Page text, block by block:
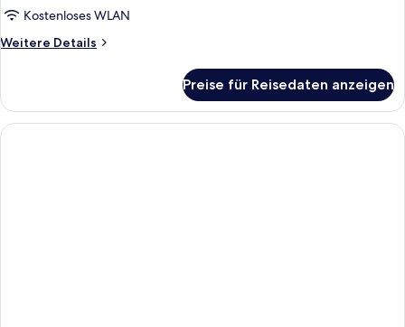
Kostenloses WLAN
Weitere Details
Weitere
(Double
with
Child)
Preise für Reisedaten anzeigen